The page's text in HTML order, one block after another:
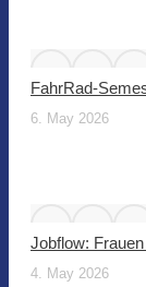
FahrRad-
6. May 2026
Jobflow:
4. May 2026